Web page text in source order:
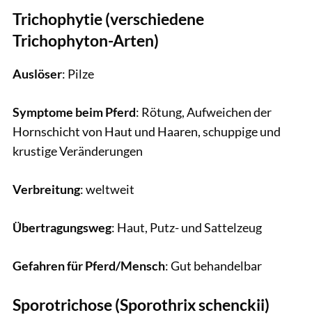
Trichophytie (verschiedene
Trichophyton-Arten)
Auslöser: Pilze
Symptome beim Pferd: Rötung, Aufweichen der
Hornschicht von Haut und Haaren, schuppige und
krustige Veränderungen
Verbreitung: weltweit
Übertragungsweg: Haut, Putz- und Sattelzeug
Gefahren für Pferd/Mensch: Gut behandelbar
Sporotrichose (Sporothrix schenckii)